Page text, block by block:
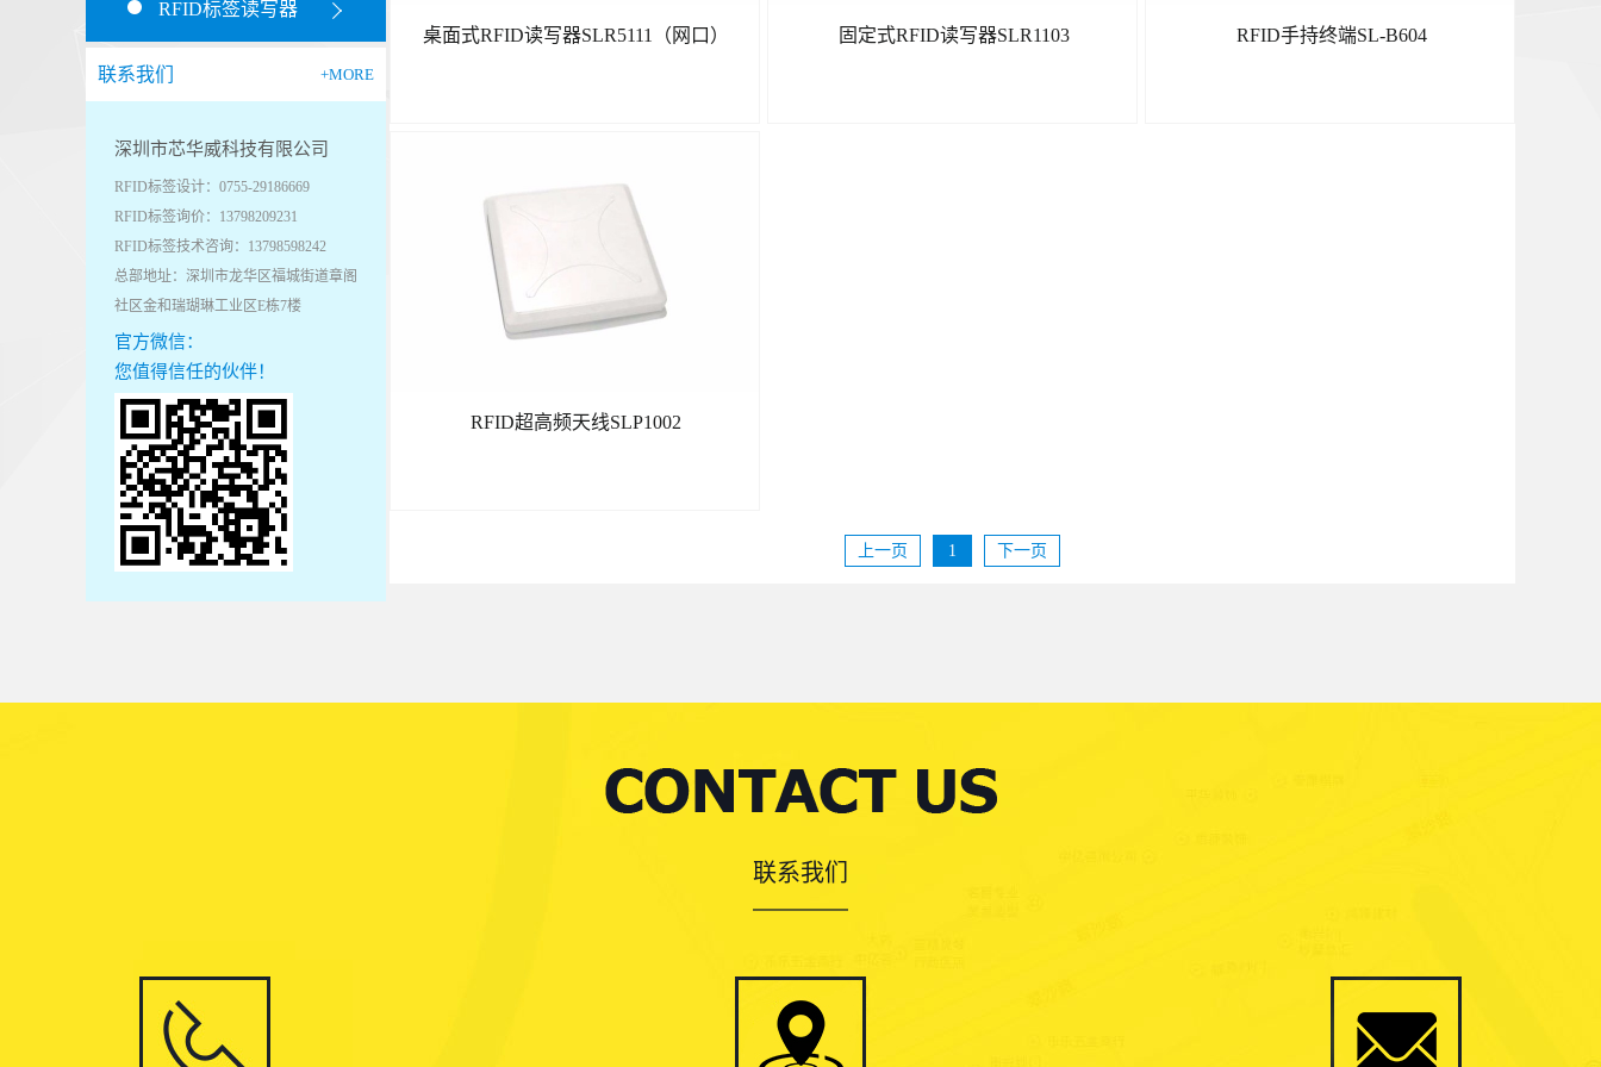
RFID标签读写器
联系我们 +MORE
深圳市芯华威科技有限公司
RFID标签设计：0755-29186669
RFID标签询价：13798209231
RFID标签技术咨询：13798598242
总部地址：深圳市龙华区福城街道章阁
社区金和瑞瑚琳工业区E栋7楼
官方微信：
您值得信任的伙伴！
桌面式RFID读写器SLR5111（网口） 固定式RFID读写器SLR1103 RFID手持终端SL-B604
RFID超高频天线SLP1002
上一页 1 下一页
联系我们